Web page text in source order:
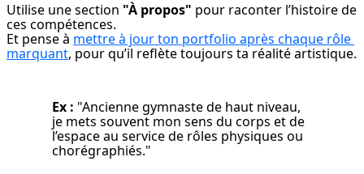
Utilise une section "À propos" pour raconter l’histoire de
ces compétences.
Et pense à mettre à jour ton portfolio après chaque rôle
marquant, pour qu’il reflète toujours ta réalité artistique.
Ex : "Ancienne gymnaste de haut niveau,
je mets souvent mon sens du corps et de
l’espace au service de rôles physiques ou
chorégraphiés."